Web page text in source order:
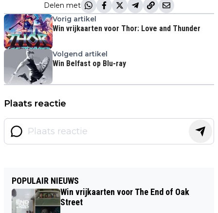
Delen met
Vorig artikel
Win vrijkaarten voor Thor: Love and Thunder
Volgend artikel
Win Belfast op Blu-ray
Plaats reactie
POPULAIR NIEUWS
Win vrijkaarten voor The End of Oak
Street